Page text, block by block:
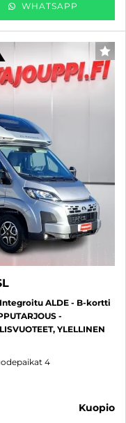
WHATSAPP
ALDE - B-kortti
-
YLELLINEN
4
kuopio